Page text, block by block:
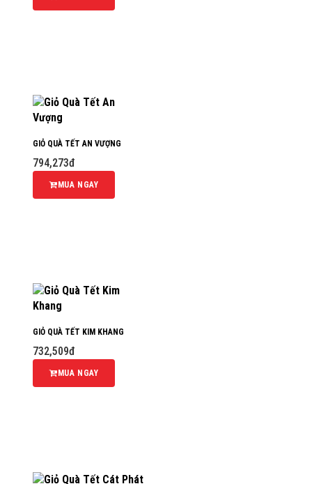
GIỎ QUÀ TẾT AN VƯỢNG
794,273đ
MUA NGAY
GIỎ QUÀ TẾT KIM KHANG
732,509đ
MUA NGAY